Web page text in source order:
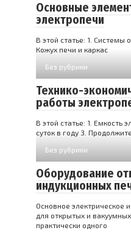
Основные
электропечи
В этой статье: 1. Системы
Кожух печи и каркас
Без рубрики
Технико-
работы
В этой статье: 1. Емкость
суток в году 3.
Без рубрики
Оборудование
индукционных
Основное электрическое
для открытых и
практически одного